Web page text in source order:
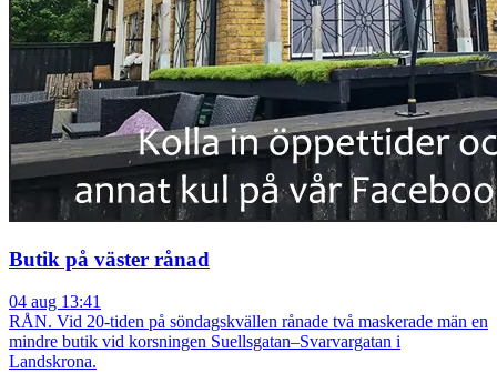
Butik på väster rånad
04 aug 13:41
RÅN. Vid 20-tiden på söndagskvällen rånade två maskerade män en
mindre butik vid korsningen Suellsgatan–Svarvargatan i
Landskrona.